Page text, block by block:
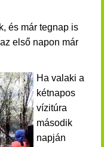
és már tegnap is
első napon már
Ha valaki a
kétnapos
vízitúra
második
napján